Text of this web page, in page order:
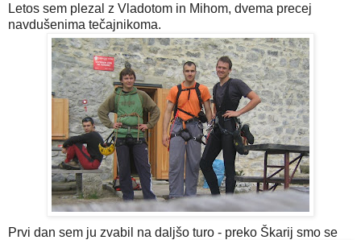
Letos sem plezal z Vladotom in Mihom, dvema precej
navdušenima tečajnikoma.
Prvi dan sem ju zvabil na daljšo turo - preko Škarij smo se